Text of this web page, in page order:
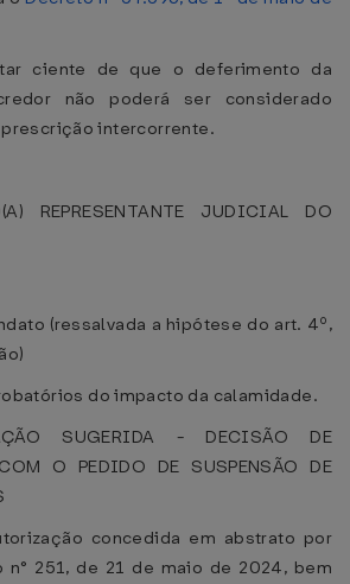
ciente de que o deferimento da
não poderá ser considerado
intercorrente.
REPRESENTANTE JUDICIAL DO
(ressalvada a hipótese do art. 4º,
do impacto da calamidade.
SUGERIDA - DECISÃO DE
O PEDIDO DE SUSPENSÃO DE
concedida em abstrato por
n° 251, de 21 de maio de 2024, bem